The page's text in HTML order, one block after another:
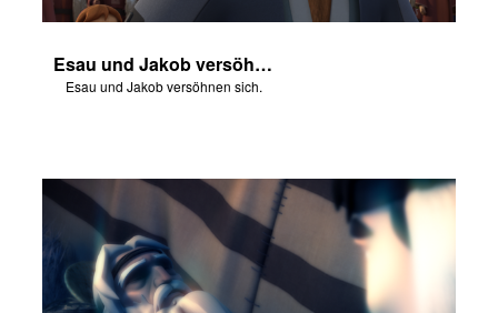
Esau und Jakob versöhnen sich.
Esau und Jakob versöhnen sich.